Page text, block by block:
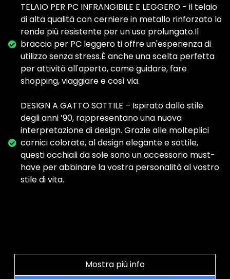
TELAIO PER PC INFRANGIBILE E LEGGERO - il telaio
di alta qualità con cerniere in metallo rinforzato lo
rende più resistente per un uso prolungato.Il
braccio per PC leggero ti offre un'esperienza di
utilizzo senza stress.È anche una scelta perfetta
per attività all'aperto, come guidare, fare
shopping, viaggiare e così via.
DESIGN A GATTO SOTTILE – Ispirato dallo stile
degli anni ’90, rappresentano una nuova
interpretazione di design. Grazie alle molteplici
cornici colorate, al design elegante e sottile,
questi occhiali da sole sono un accessorio must-
have per abbinare la vostra personalità al vostro
stile di vita.
Mostra più info